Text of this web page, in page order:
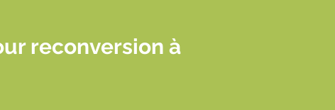
reconversion à